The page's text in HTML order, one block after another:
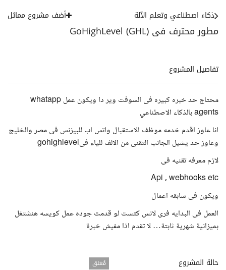
مطور محترف فى GoHighLevel (GHL)
ذكاء اصطناعي وتعلم الآلة أضف مشروع مماثل
تفاصيل المشروع
محتاج حد خبره كبيره فى السوفت وير دا ويكون عمل whatapp
agents بالذكاء الاصطناعي
انا عاوز اقدم خدمه موظف الاستقبال واتس اب للبيزنس فى مصر والخليج
وعاوز حد يشيل الجانب التقنى من الالف للياء فىgohighlevel
لازم معرفه تقنيه فى
Api , webhooks etc
ويكون فى سابقه اعمال
العمل فى البدايه فرى لانس كتست لو قدمت جوده عمل كويسه هنشتغل
بميزانية شهرية ثابتة… لا تقدم اذا مفيش خبرة
حالة المشروع مُغلق